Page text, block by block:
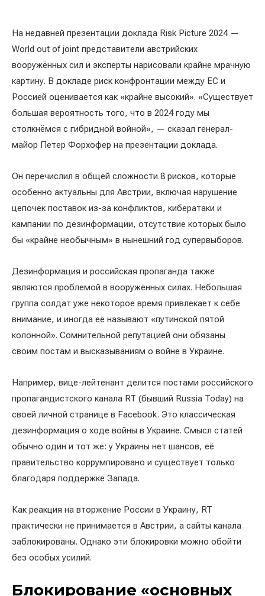
На недавней презентации доклада Risk Picture 2024 —
World out of joint представители австрийских
вооружённых сил и эксперты нарисовали крайне мрачную
картину. В докладе риск конфронтации между ЕС и
Россией оценивается как «крайне высокий». «Существует
большая вероятность того, что в 2024 году мы
столкнёмся с гибридной войной», — сказал генерал-
майор Петер Форхофер на презентации доклада.
Он перечислил в общей сложности 8 рисков, которые
особенно актуальны для Австрии, включая нарушение
цепочек поставок из-за конфликтов, кибератаки и
кампании по дезинформации, отсутствие которых было
бы «крайне необычным» в нынешний год супервыборов.
Дезинформация и российская пропаганда также
являются проблемой в вооружённых силах. Небольшая
группа солдат уже некоторое время привлекает к себе
внимание, и иногда её называют «путинской пятой
колонной». Сомнительной репутацией они обязаны
своим постам и высказываниям о войне в Украине.
Например, вице-лейтенант делится постами российского
пропагандистского канала RT (бывший Russia Today) на
своей личной странице в Facebook. Это классическая
дезинформация о ходе войны в Украине. Смысл статей
обычно один и тот же: у Украины нет шансов, её
правительство коррумпировано и существует только
благодаря поддержке Запада.
Как реакция на вторжение России в Украину, RT
практически не принимается в Австрии, а сайты канала
заблокированы. Однако эти блокировки можно обойти
без особых усилий.
Блокирование «основных